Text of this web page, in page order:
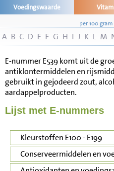
Disclaimer
Voedingswaarde
per 100 gram
A B C D E F G H I J K L M
E-nummer E539 komt uit de
antiklontermiddelen en
gebruikt in gejodeerd zout,
aardappelproducten.
Lijst met E-nummers
Kleurstoffen E100 - E199
Conserveermiddelen en